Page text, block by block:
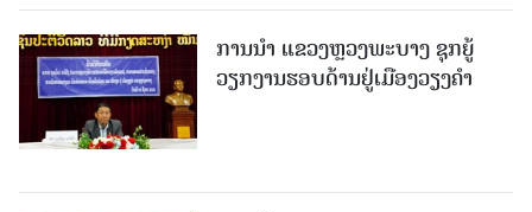
ການນຳ ແຂວງຫຼວງພະບາງ ຊຸກຍູ້
ວຽກງານຮອບດ້ານຢູ່ເມືອງວຽງຄໍາ